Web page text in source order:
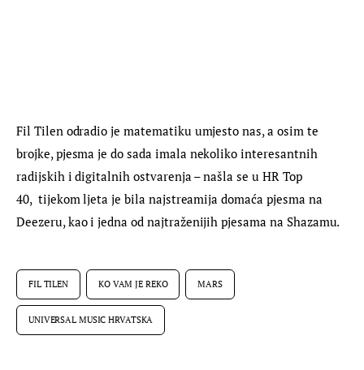
Fil Tilen odradio je matematiku umjesto nas, a osim te
brojke, pjesma je do sada imala nekoliko interesantnih
radijskih i digitalnih ostvarenja – našla se u HR Top
40,  tijekom ljeta je bila najstreamija domaća pjesma na
Deezeru, kao i jedna od najtraženijih pjesama na Shazamu.
FIL TILEN KO VAM JE REKO MARS
UNIVERSAL MUSIC HRVATSKA